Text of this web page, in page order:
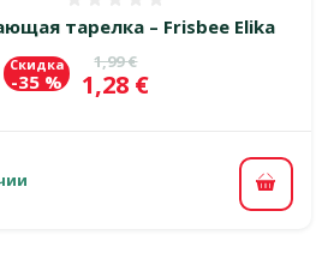
тарелка – Frisbee Elika
Исходная цена
1,99 €
Цена
1,28 €
Скидка
-35 %
В